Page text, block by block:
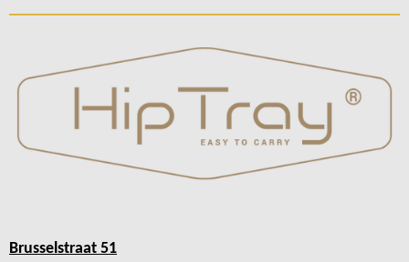
Brusselstraat 51